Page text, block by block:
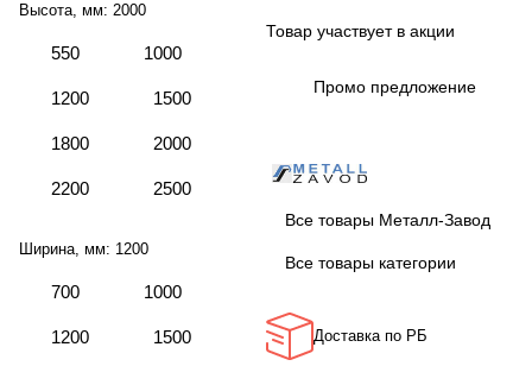
Высота, мм: 2000
550 1000
1200 1500
1800 2000
2200 2500
Ширина, мм: 1200
700 1000
1200 1500
Товар участвует в акции
Промо предложение
Все товары Металл-Завод
Все товары категории
Доставка по РБ